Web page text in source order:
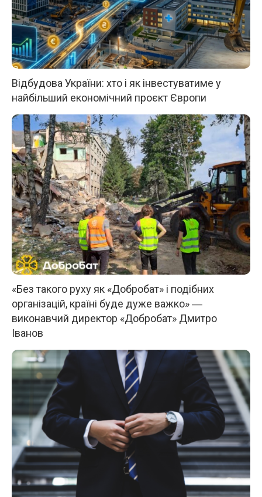
Відбудова України: хто і як інвестуватиме у
найбільший економічний проєкт Європи
«Без такого руху як «Добробат» і подібних
організацій, країні буде дуже важко» ―
виконавчий директор «Добробат» Дмитро
Іванов